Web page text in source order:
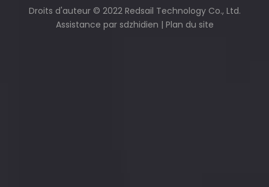
Droits d'auteur © 2022Redsail Technology Co., Ltd.
Assistance par sdzhidien | Plan du site